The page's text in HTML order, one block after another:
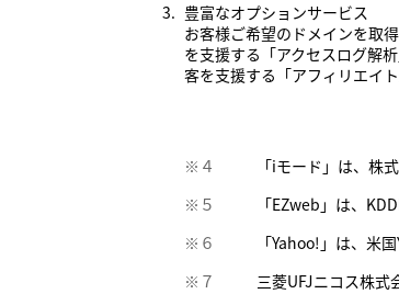
3. 豊富なオプションサービス
お客様ご希望のドメインを取
を支援する「アクセスログ解
客を支援する「アフィリエイ
※４
「iモード」は、株
※５
「EZweb」は、
※６
「Yahoo!」は、米
※７
三菱UFJニコス株式